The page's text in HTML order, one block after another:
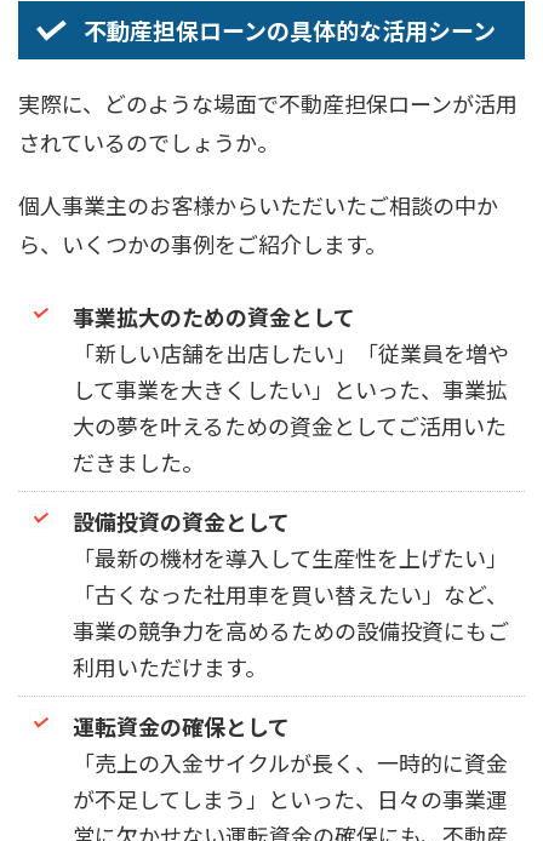
不動産担保ローンの具体的な活用シーン
実際に、どのような場面で不動産担保ローンが活用
されているのでしょうか。
個人事業主のお客様からいただいたご相談の中か
ら、いくつかの事例をご紹介します。
事業拡大のための資金として
「新しい店舗を出店したい」「従業員を増や
して事業を大きくしたい」といった、事業拡
大の夢を叶えるための資金としてご活用いた
だきました。
設備投資の資金として
「最新の機材を導入して生産性を上げたい」
「古くなった社用車を買い替えたい」など、
事業の競争力を高めるための設備投資にもご
利用いただけます。
運転資金の確保として
「売上の入金サイクルが長く、一時的に資金
が不足してしまう」といった、日々の事業運